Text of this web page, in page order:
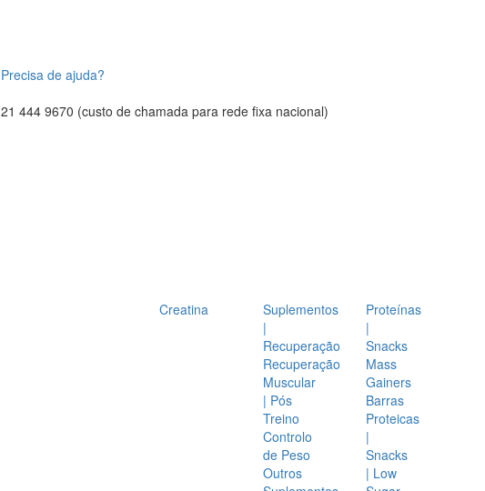
Precisa de ajuda?
21 444 9670 (custo de chamada para rede fixa nacional)
Creatina
Suplementos
|
Recuperação
Recuperação
Muscular
| Pós
Treino
Controlo
de Peso
Outros
Proteínas
|
Snacks
Mass
Gainers
Barras
Proteicas
|
Snacks
| Low